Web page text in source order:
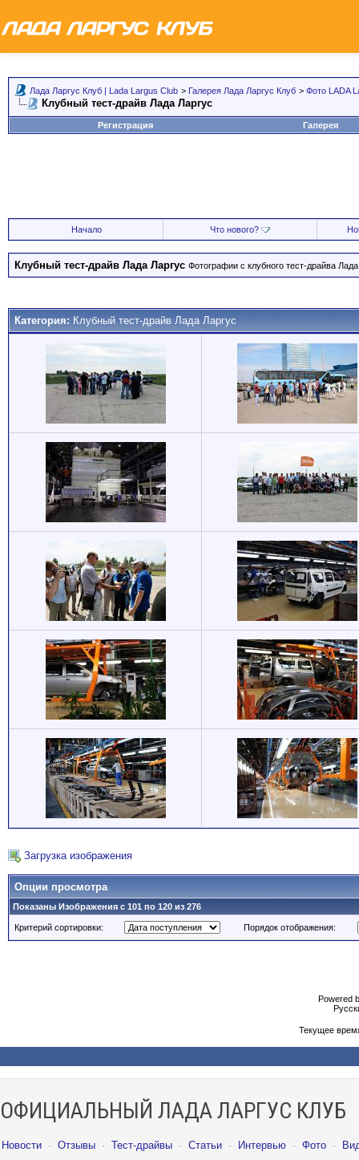
Лада Ларгус Клуб | Lada Largus Club > Галерея Лада Ларгус Клуб > Фото LADA
Клубный тест-драйв Лада Ларгус
Регистрация Галерея
Начало Что нового?
Клубный тест-драйв Лада Ларгус Фотографии с клубного тест-драйва
Категория: Клубный тест-драйв Лада Ларгус
Загрузка изображения
Опции просмотра
Показаны Изображения с 101 по 120 из 276
Критерий сортировки: Порядок отображения:
Powered
Текущее
ОФИЦИАЛЬНЫЙ ЛАДА ЛАРГУС КЛУБ
Новости · Отзывы · Тест-драйвы · Статьи · Интервью · Фото ·